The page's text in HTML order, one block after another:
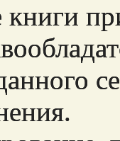
книги